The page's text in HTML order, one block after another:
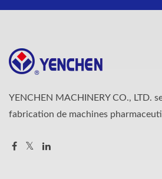
YENCHEN MACHINERY CO., LTD.
fabrication de machines